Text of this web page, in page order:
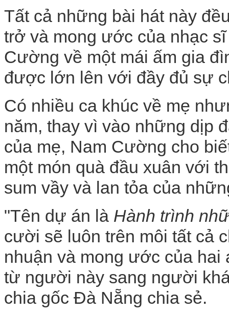
Tất cả những bài hát này
trở và mong ước của nhạc
Cường về một mái ấm gia
được lớn lên với đầy đủ sự
Có nhiều ca khúc về mẹ
năm, thay vì vào những dịp
của mẹ, Nam Cường cho
một món quà đầu xuân với
sum vầy và lan tỏa của
"Tên dự án là Hành trình
cười sẽ luôn trên môi tất cả
nhuận và mong ước của
từ người này sang người
chia gốc Đà Nẵng chia sẻ.